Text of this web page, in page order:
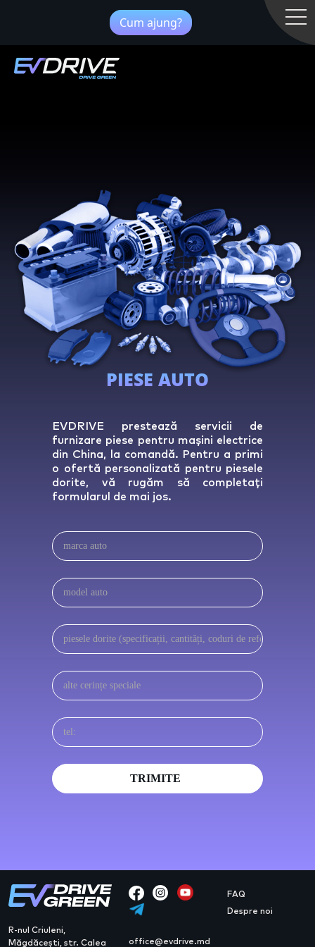
Cum ajung?
PIESE AUTO
EVDRIVE prestează servicii de
furnizare piese pentru mașini electrice
din China, la comandă. Pentru a primi
o ofertă personalizată pentru piesele
dorite, vă rugăm să completați
formularul de mai jos.
R-nul Criuleni,
Măgdăcești, str. Calea
office@evdrive.md
FAQ
Despre noi